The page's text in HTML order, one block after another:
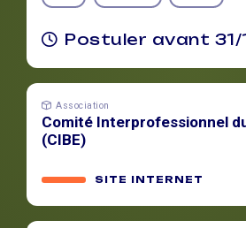
Postuler avant
Association
Comité Interprofessionnel
(CIBE)
SITE INTERNET